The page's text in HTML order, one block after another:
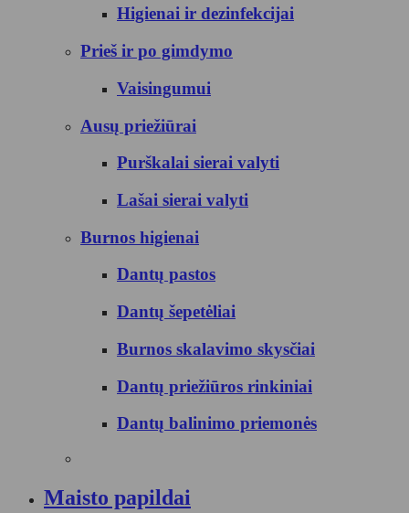
Higienai ir dezinfekcijai
Prieš ir po gimdymo
Vaisingumui
Ausų priežiūrai
Purškalai sierai valyti
Lašai sierai valyti
Burnos higienai
Dantų pastos
Dantų šepetėliai
Burnos skalavimo skysčiai
Dantų priežiūros rinkiniai
Dantų balinimo priemonės
Maisto papildai